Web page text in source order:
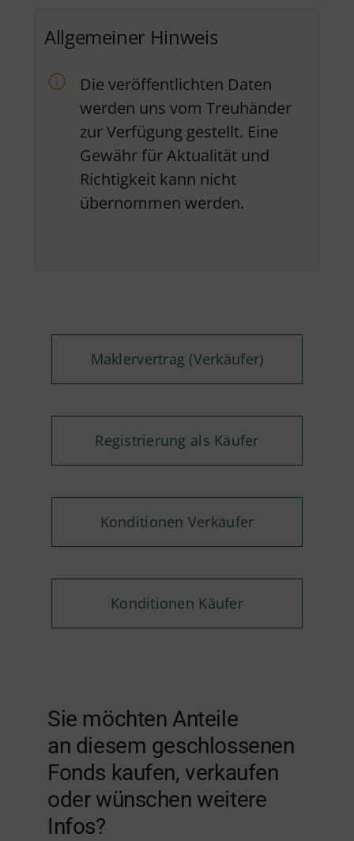
Allgemeiner Hinweis
Die veröffentlichten Daten
werden uns vom Treuhänder
zur Verfügung gestellt. Eine
Gewähr für Aktualität und
Richtigkeit kann nicht
übernommen werden.
Maklervertrag (Verkäufer)
Registrierung als Käufer
Konditionen Verkäufer
Konditionen Käufer
Sie möchten Anteile
an diesem geschlossenen
Fonds kaufen, verkaufen
oder wünschen weitere
Infos?